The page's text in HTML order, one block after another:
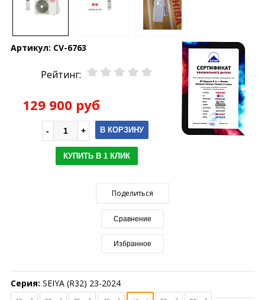
Артикул: CV-6763
Рейтинг:
129 900 руб
В КОРЗИНУ
КУПИТЬ В 1 КЛИК
Поделиться
Сравнение
Избранное
Серия: SEIYA (R32) 23-2024